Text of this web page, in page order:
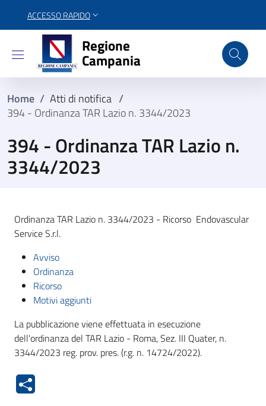
ACCESSO RAPIDO
Regione Campania
Regione
Campania
Home / Atti di notifica /
394 - Ordinanza TAR Lazio n. 3344/2023
394 - Ordinanza TAR Lazio n.
3344/2023
Ordinanza TAR Lazio n. 3344/2023 - Ricorso Endovascular
Service S.r.l.
Avviso
Ordinanza
Ricorso
Motivi aggiunti
La pubblicazione viene effettuata in esecuzione
dell'ordinanza del TAR Lazio - Roma, Sez. III Quater, n.
3344/2023 reg. prov. pres. (r.g. n. 14724/2022).